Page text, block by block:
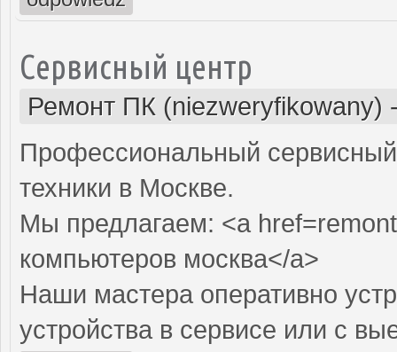
Сервисный центр
Ремонт ПК (niezweryfikowany)
Профессиональный
техники в Москве.
Мы предлагаем: <a
компьютеров москва</a>
Наши мастера оперативно
устройства в сервисе или с